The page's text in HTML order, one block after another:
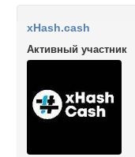
xHash.cash
Активный участник